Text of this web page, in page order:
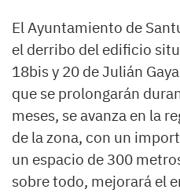
El Ayuntamiento de
el derribo del edificio
18bis y 20 de Julián
que se prolongarán
meses, se avanza en la
de la zona, con un
un espacio de 300
sobre todo, mejorará el